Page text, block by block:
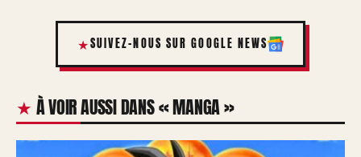
SUIVEZ-NOUS SUR GOOGLE NEWS
À VOIR AUSSI DANS « MANGA »